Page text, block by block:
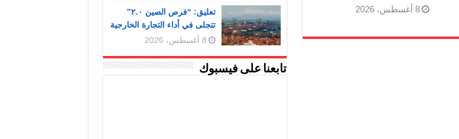
8 أغسطس، 2026
تعليق: “فرص الصين ٢.٠”
تتجلى في أداء التجارة الخارجية
8 أغسطس، 2026
تابعنا على فيسبوك